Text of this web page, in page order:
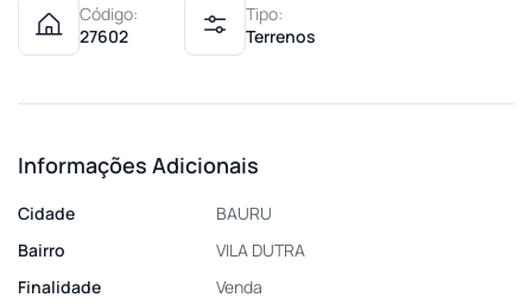
Código:
27602
Tipo:
Terrenos
Informações Adicionais
Cidade
BAURU
Bairro
VILA DUTRA
Finalidade
Venda